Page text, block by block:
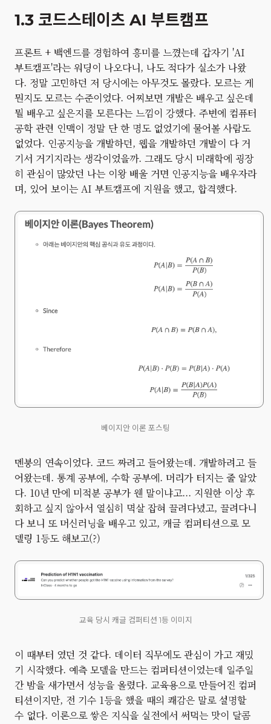
1.3 코드스테이츠 AI 부트캠프
프론트 + 백엔드를 경험하여 흥미를 느꼈는데 갑자기 'AI
부트캠프'라는 워딩이 나오다니, 나도 적다가 실소가 나왔
다. 정말 고민하던 저 당시에는 아무것도 몰랐다. 모르는 게
뭔지도 모르는 수준이었다. 어찌보면 개발은 배우고 싶은데
뭘 배우고 싶은지를 모른다는 느낌이 강했다. 주변에 컴퓨터
공학 관련 인맥이 정말 단 한 명도 없었기에 물어볼 사람도
없었다. 인공지능을 개발하던, 웹을 개발하던 개발이 다 거
기서 거기지라는 생각이었을까. 그래도 당시 미래학에 굉장
히 관심이 많았던 나는 이왕 배울 거면 인공지능을 배우자라
며, 있어 보이는 AI 부트캠프에 지원을 했고, 합격했다.
베이지안 이론 포스팅
멘붕의 연속이었다. 코드 짜려고 들어왔는데. 개발하려고 들
어왔는데. 통계 공부에, 수학 공부에. 머리가 터지는 줄 알았
다. 10년 만에 미적분 공부가 웬 말이냐고... 지원한 이상 후
회하고 싶지 않아서 열심히 멱살 잡혀 끌려다녔고, 끌려다니
다 보니 또 머신러닝을 배우고 있고, 캐글 컴퍼티션으로 모
델링 1등도 해보고(?)
교육 당시 캐글 컴퍼티션 1등 이미지
이 때부터 였던 것 같다. 데이터 직무에도 관심이 가고 재밌
기 시작했다. 예측 모델을 만드는 컴퍼티션이었는데 일주일
간 밤을 새가면서 성능을 올렸다. 교육용으로 만들어진 컴퍼
티션이지만, 전 기수 1등을 했을 때의 쾌감은 말로 설명할
수 없다. 이론으로 쌓은 지식을 실전에서 써먹는 맛이 달콤